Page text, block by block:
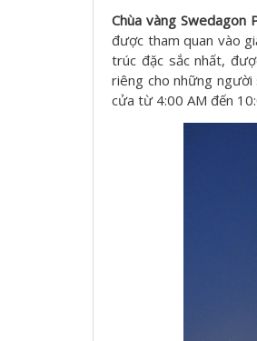
Chùa vàng Swedagon
được tham quan vào
trúc đặc sắc nhất,
riêng cho những
cửa từ 4:00 AM đến